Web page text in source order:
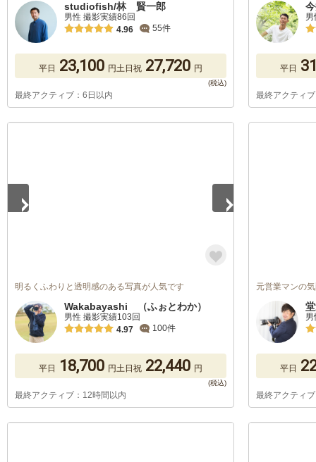
studiofish/林 賢一郎
男性 撮影実績86回
4.96
55件
平日 23,100 円土日祝 27,720 円
最終アクティブ：6日以内
平日
最終アクティ
明るくふわりと透明感のある写真が人気です
Wakabayashi （ふぉとわか）
男性 撮影実績103回
4.97
100件
平日 18,700 円土日祝 22,440 円
最終アクティブ：12時間以内
元営業マンの
平日
最終アクティ